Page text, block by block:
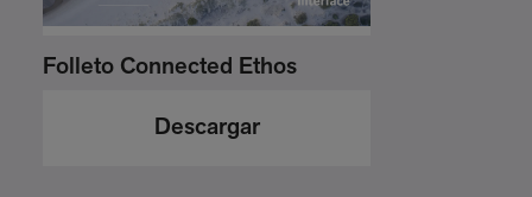
Folleto Connected Ethos
Descargar